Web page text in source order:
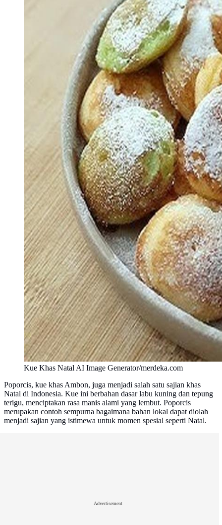
Kue Khas Natal AI Image Generator/merdeka.com
Poporcis, kue khas Ambon, juga menjadi salah satu sajian khas
Natal di Indonesia. Kue ini berbahan dasar labu kuning dan tepung
terigu, menciptakan rasa manis alami yang lembut. Poporcis
merupakan contoh sempurna bagaimana bahan lokal dapat diolah
menjadi sajian yang istimewa untuk momen spesial seperti Natal.
Advertisement